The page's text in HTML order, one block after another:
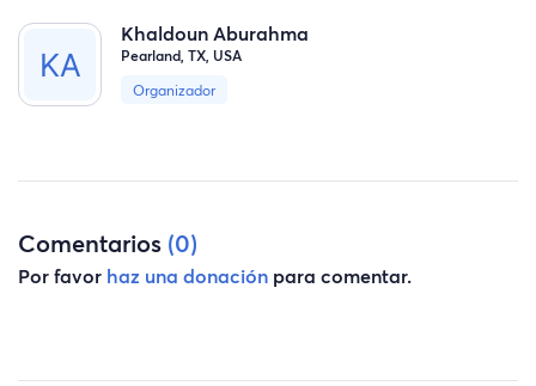
Khaldoun Aburahma
Pearland, TX, USA
Organizador
Comentarios (0)
Por favor haz una donación para comentar.